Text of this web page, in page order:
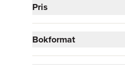
Pris
Bokformat